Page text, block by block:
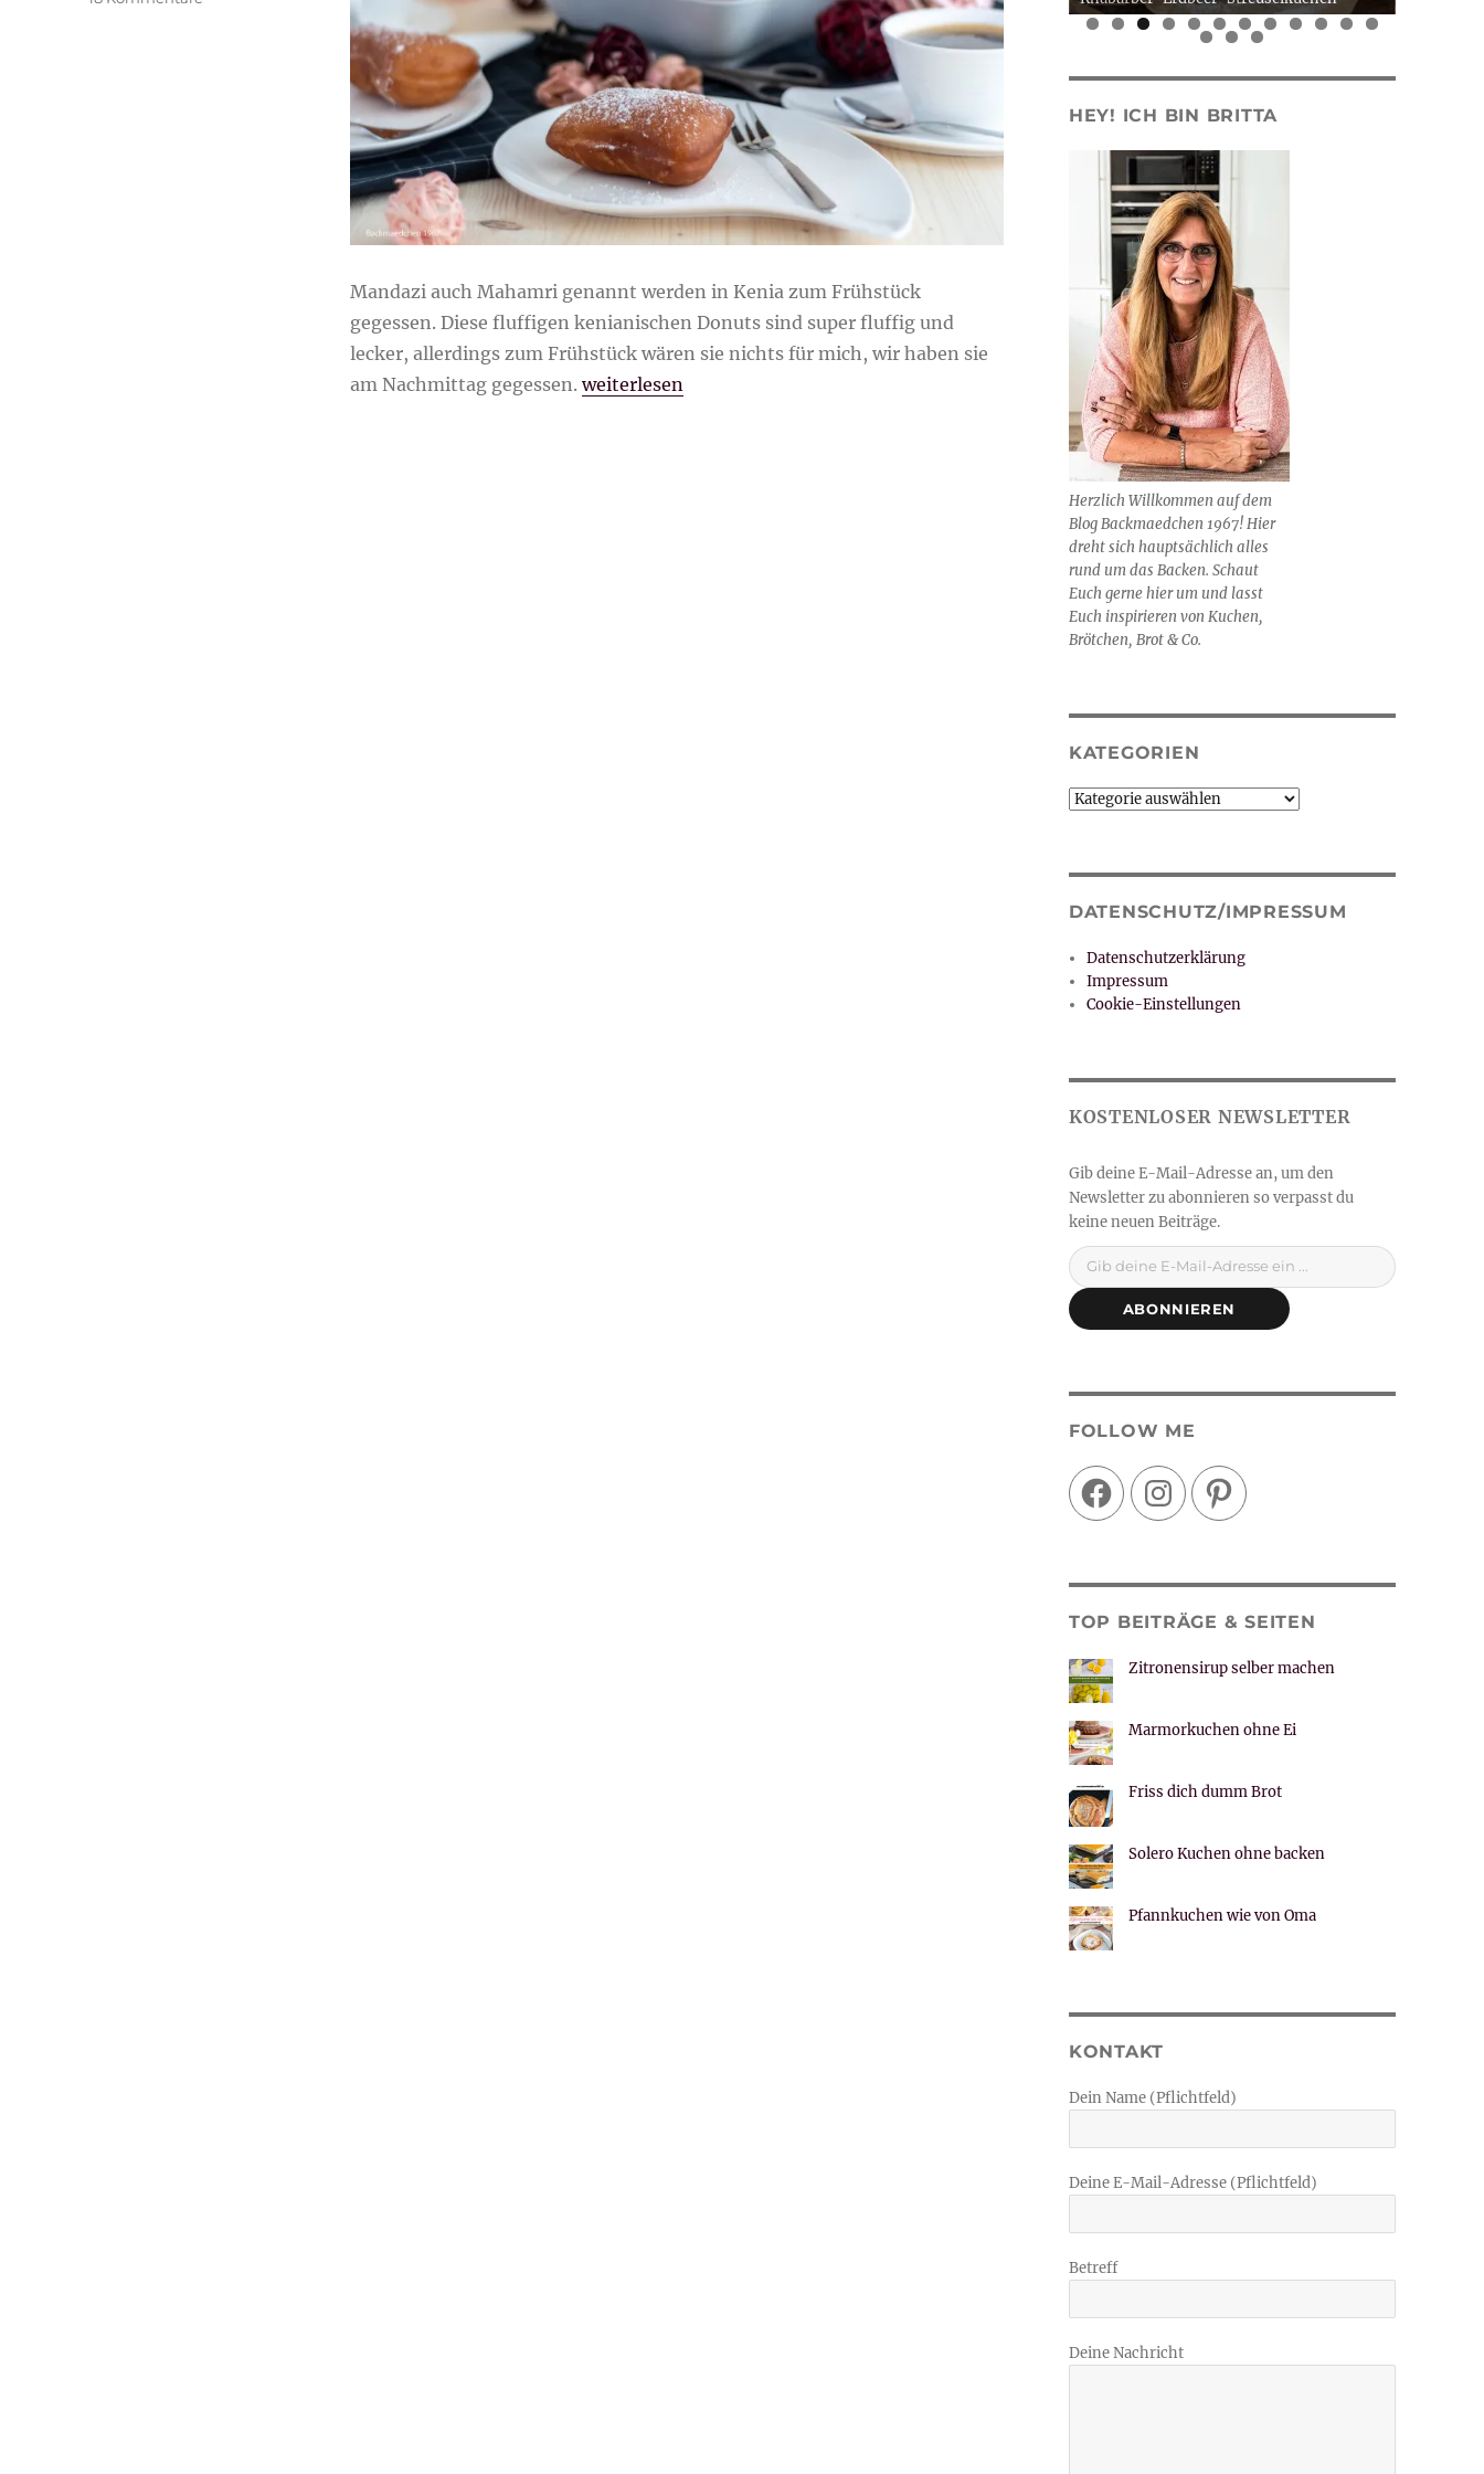
Mandazi auch Mahamri genannt werden in Kenia zum Frühstück
gegessen. Diese fluffigen kenianischen Donuts sind super fluffig und
lecker, allerdings zum Frühstück wären sie nichts für mich, wir haben sie
am Nachmittag gegessen.„Mandazi kenianische Donuts“
weiterlesen
0
1 2
3 4 5
HEY! ICH BIN BRITTA
Herzlich Willkommen auf dem
Blog Backmaedchen 1967! Hier
dreht sich hauptsächlich alles
rund um das Backen. Schaut
Euch gerne hier um und lasst
Euch inspirieren von Kuchen,
Brötchen, Brot & Co.
KATEGORIEN
Kategorien
DATENSCHUTZ/IMPRESSUM
Datenschutzerklärung
Impressum
Cookie-Einstellungen
Gib deine E-Mail-Adresse ein ...
ABONNIEREN
FOLLOW ME
FacebookInstagramPinterest
TOP BEITRÄGE & SEITEN
Zitronensirup selber machen
Marmorkuchen ohne Ei
Friss dich dumm Brot
Solero Kuchen ohne backen
Pfannkuchen wie von Oma
KONTAKT
Dein Name (Pflichtfeld)
Deine E-Mail-Adresse (Pflichtfeld)
Betreff
Deine Nachricht